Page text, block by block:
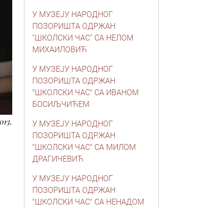
У МУЗЕЈУ НАРОДНОГ
ПОЗОРИШТА ОДРЖАН
“ШКОЛСКИ ЧАС” СА НЕЛОМ
МИХАИЛОВИЋ
У МУЗЕЈУ НАРОДНОГ
ПОЗОРИШТА ОДРЖАН
"ШКОЛСКИ ЧАС" СА ИВАНОМ
БОСИЉЧИЋЕМ
У МУЗЕЈУ НАРОДНОГ
ПОЗОРИШТА ОДРЖАН
"ШКОЛСКИ ЧАС" СА МИЛОМ
ДРАГИЧЕВИЋ
У МУЗЕЈУ НАРОДНОГ
ПОЗОРИШТА ОДРЖАН
"ШКОЛСКИ ЧАС" СА НЕНАДОМ